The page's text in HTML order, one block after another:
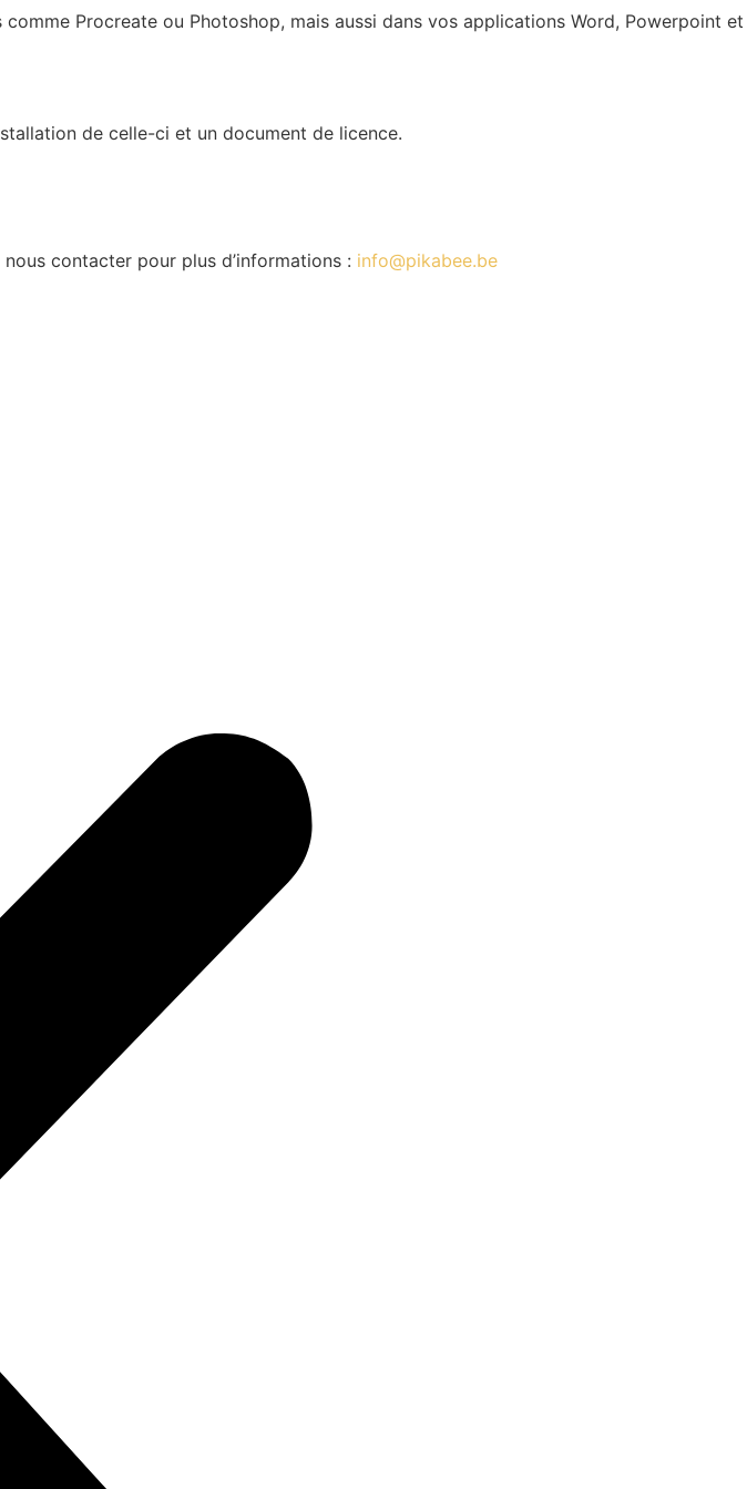
Procreate ou Photoshop, mais aussi dans vos applications Word, Powerpoint et
de celle-ci et un document de licence.
contacter pour plus d’informations : info@pikabee.be